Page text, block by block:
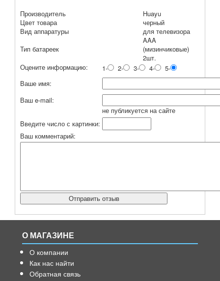
Производитель
Huayu
Цвет товара
черный
Вид аппаратуры
для телевизора
Тип батареек
AAA
(мизинчиковые)
2шт.
Оцените информацию:
1- 2- 3- 4-
5-
Ваше имя:
Ваш e-mail:
не публикуется на сайте
Введите число с картинки:
Ваш комментарий:
О МАГАЗИНЕ
О компании
Как нас найти
Обратная связь